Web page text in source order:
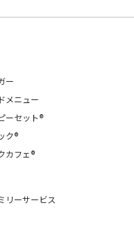
ー
メニュー
ーセット®
ク®
カフェ®
リーサービス